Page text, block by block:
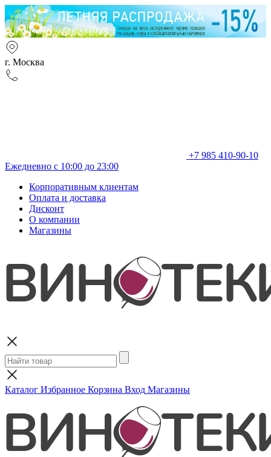
г. Москва
+7 985 410-90-10
Ежедневно с 10:00 до 23:00
Корпоративным клиентам
Оплата и доставка
Дисконт
О компании
Магазины
Каталог Избранное Корзина Вход Магазины